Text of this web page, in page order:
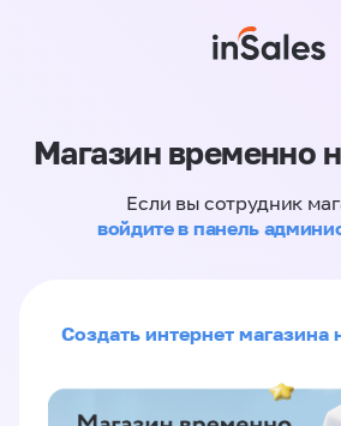
Магазин временно
Если вы сотрудник
войдите в панель
Создать интернет магазина